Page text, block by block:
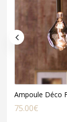
75.00€